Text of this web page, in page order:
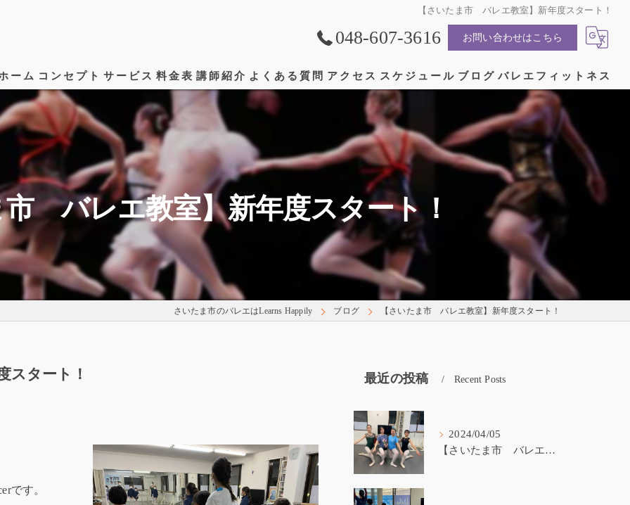
【さいたま市 バレエ教室】新年度スタート！
048-607-3616 お問い合わせはこちら
ーム コンセプト サービス 料金表 講師紹介 よくある質問 アクセス
漫画特集
スケジュール ブログ バレエフィットネス
バレエ教室】新年度スタート！
さいたま市のバレエはLearns Happily ブログ 【さいたま市 バレエ教室】新年度スタート！
スタート！
です。
最近の投稿 Recent Posts
2024/04/05
【さいたま市 バレエ教室】受験生が戻ってきました！